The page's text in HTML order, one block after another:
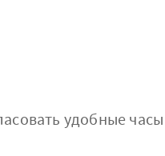
удобные